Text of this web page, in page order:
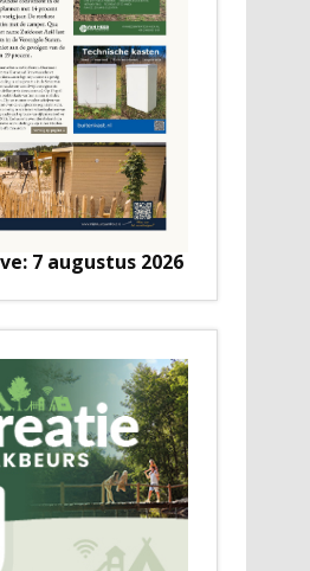
7 augustus 2026